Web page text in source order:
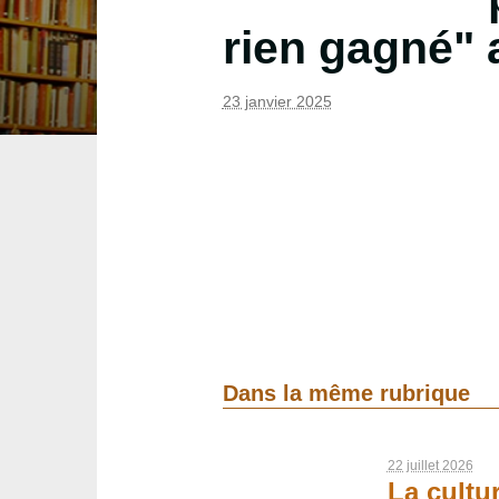
rien gagné"
23 janvier 2025
Dans la même rubrique
22 juillet 2026
La